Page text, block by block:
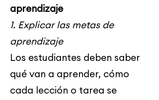
aprendizaje
1. Explicar las metas de
aprendizaje
Los estudiantes deben saber
qué van a aprender, cómo
cada lección o tarea se